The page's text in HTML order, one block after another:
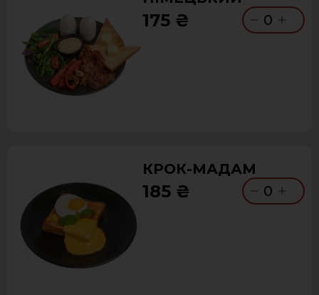
175 ₴ 0
КРОК-МАДАМ
185 ₴ 0